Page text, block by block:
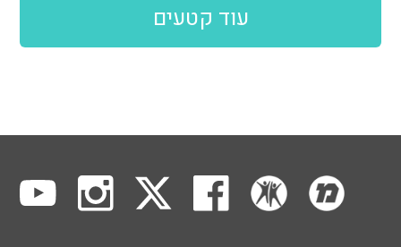
עוד קטעים